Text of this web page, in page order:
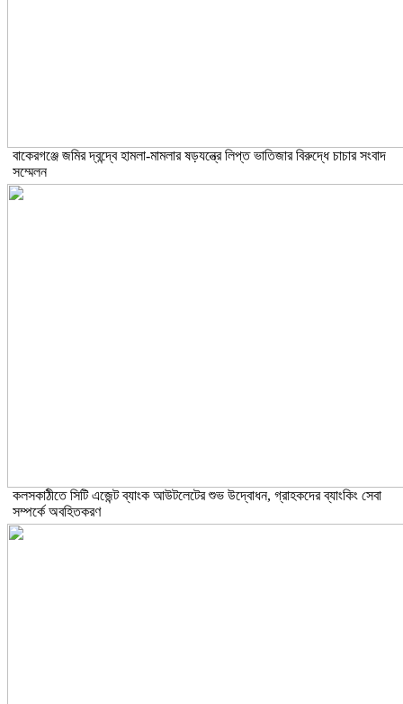
বাকেরগঞ্জে জমির দ্বন্দ্বে হামলা-মামলার ষড়যন্ত্রে লিপ্ত ভাতিজার বিরুদ্ধে চাচার সংবাদ
সম্মেলন
কলসকাঠীতে সিটি এজেন্ট ব্যাংক আউটলেটের শুভ উদ্বোধন, গ্রাহকদের ব্যাংকিং সেবা
সম্পর্কে অবহিতকরণ